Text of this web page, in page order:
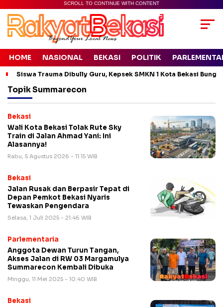
SCROLL TO CONTINUE WITH CONTENT
HOME NASIONAL BEKASI POLITIK
Siswa Trauma Dibully Guru, Kepsek SMKN 1 Kota Bekasi
TopikSummarecon
Bekasi
Wali Kota Bekasi Tolak Rute Sky
Train di Jalan Ahmad Yani: Ini
Alasannya!
Rabu, 5 Agustus 2026 - 11:15 WIB
Bekasi
Jalan Rusak dan Berpasir Tepat di
Depan Pemkot Bekasi Nyaris
Tewaskan Pengendara
Selasa, 1 Juli 2025 - 21:46 WIB
Parlementaria
Anggota Dewan Turun Tangan,
Akses Jalan di RW 03 Margamulya
Summarecon Kembali Dibuka
Minggu, 11 Mei 2025 - 10:40 WIB
Bekasi